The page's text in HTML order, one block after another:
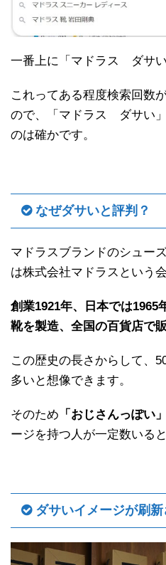
一番上に「マドラス ダサい
これってある程度検索回数
ので、「マドラス ダサい
のは確かです。
なぜダサいと評判？
マドラスブランドのシュー
は株式会社マドラスという会
創業1921年、日本では1965
靴を製造、全国の百貨店で
この歴史の長さからして、
多いと想像できます。
そのため 「おじさんっぽい
ージを持つ人が一定数いる
ダサいイメージが刷